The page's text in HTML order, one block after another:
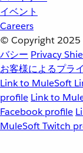
イベント
Careers
© Copyright 2025
バシー Privacy
お客様によるプラ
Link to MuleSoft
profile Link to
Facebook profile
MuleSoft Twitch